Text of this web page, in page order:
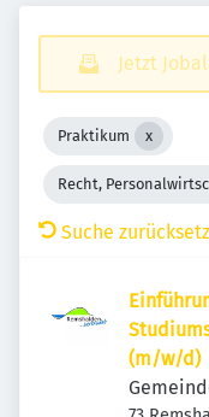
Jetzt
Praktikum
Recht,
Suche
(m/w/d)